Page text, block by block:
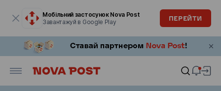
Мобільний застосунок Nova Post
Завантажуй в Google Play
ПЕРЕЙТИ